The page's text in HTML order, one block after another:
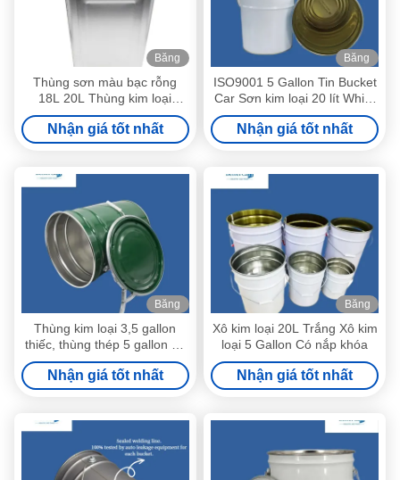
Băng
hình
Thùng sơn màu bạc rỗng
18L 20L Thùng kim loại
vuông 0,28mm-0,35mm
Nhận giá tốt nhất
Băng
hình
ISO9001 5 Gallon Tin Bucket
Car Sơn kim loại 20 lít White
Bucket
Nhận giá tốt nhất
Băng
hình
Thùng kim loại 3,5 gallon
thiếc, thùng thép 5 gallon có
nắp
Nhận giá tốt nhất
Băng
hình
Xô kim loại 20L Trắng Xô kim
loại 5 Gallon Có nắp khóa
Nhận giá tốt nhất